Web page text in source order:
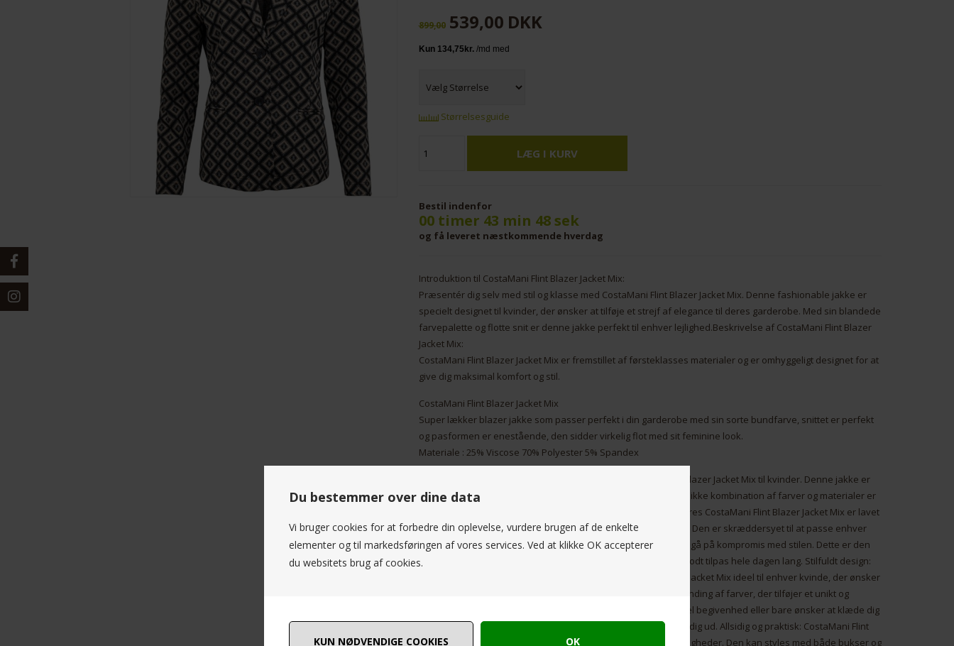
Du bestemmer over dine data
Vi bruger cookies for at forbedre din oplevelse, vurdere brugen af de enkelte
elementer og til markedsføringen af vores services. Ved at klikke OK accepterer
du websitets brug af cookies.
899,00 539,00 DKK
Størrelsesguide
Bestil indenfor
00 timer 43 min 47 sek
og få leveret næstkommende hverdag
Introduktion til CostaMani Flint Blazer Jacket Mix:
Præsentér dig selv med stil og klasse med CostaMani Flint Blazer Jacket Mix. Denne fashionable jakke er
specielt designet til kvinder, der ønsker at tilføje et strejf af elegance til deres garderobe. Med sin blandede
farvepalette og flotte snit er denne jakke perfekt til enhver lejlighed.Beskrivelse af CostaMani Flint Blazer
Jacket Mix:
CostaMani Flint Blazer Jacket Mix er fremstillet af førsteklasses materialer og er omhyggeligt designet for at
give dig maksimal komfort og stil.
CostaMani Flint Blazer Jacket Mix
Super lækker blazer jakke som passer perfekt i din garderobe med sin sorte bundfarve, snittet er perfekt
og pasformen er enestående, den sidder virkelig flot med sit feminine look.
Materiale : 25% Viscose 70% Polyester 5% Spandex
Få et sofistikeret og moderne look med vores CostaMani Flint Blazer Jacket Mix til kvinder. Denne jakke er
designet til at tilføje stil og elegance til enhver outfit. Med sin unikke kombination af farver og materialer er
denne jakke perfekt til enhver lejlighed. Kvalitet og komfort: Vores CostaMani Flint Blazer Jacket Mix er lavet
af førsteklasses materialer for at sikre holdbarhed og komfort. Den er skræddersyet til at passe enhver
kvindefigur og giver dig mulighed for at bevæge dig frit uden at gå på kompromis med stilen. Dette er den
perfekte jakke til kvinder, der ønsker at se godt ud og føle sig godt tilpas hele dagen lang. Stilfuldt design:
Med sin moderne og slanke pasform er CostaMani Flint Blazer Jacket Mix ideel til enhver kvinde, der ønsker
at skille sig ud i mængden. Denne jakke er udstyret med en blanding af farver, der tilføjer et unikt og
spændende element til dit outfit. Uanset om du skal til en formel begivenhed eller bare ønsker at klæde dig
op til en aften ude, vil denne jakke helt sikkert få dig til at skille dig ud. Allsidig og praktisk: CostaMani Flint
Blazer Jacket Mix er alsidig og kan bruges til en bred vifte af lejligheder. Den kan styles med både bukser og